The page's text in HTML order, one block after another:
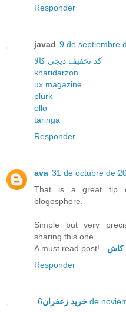
Responder
javad 9 de septiembre
کد تخفیف دیجی کالا
kharidarzon
ux magazine
plurk
ello
taringa
Responder
ava 31 de octubre de
That is a great tip
blogosphere.
Simple but very
sharing this one.
A must read post! - کاش
Responder
خرید زعفران 6 de